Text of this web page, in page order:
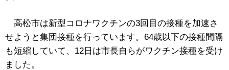
高松市は新型コロナワクチンの3回目の接種を加速さ
せようと集団接種を行っています。64歳以下の接種間隔
も短縮していて、12日は市長自らがワクチン接種を受け
ました。